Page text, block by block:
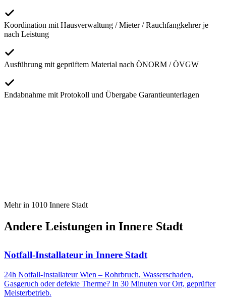
Koordination mit Hausverwaltung / Mieter / Rauchfangkehrer je
nach Leistung
Ausführung mit geprüftem Material nach ÖNORM / ÖVGW
Endabnahme mit Protokoll und Übergabe Garantieunterlagen
Mehr in 1010 Innere Stadt
Andere Leistungen in Innere Stadt
Notfall-Installateur in Innere Stadt
24h Notfall-Installateur Wien – Rohrbruch, Wasserschaden,
Gasgeruch oder defekte Therme? In 30 Minuten vor Ort, geprüfter
Meisterbetrieb.